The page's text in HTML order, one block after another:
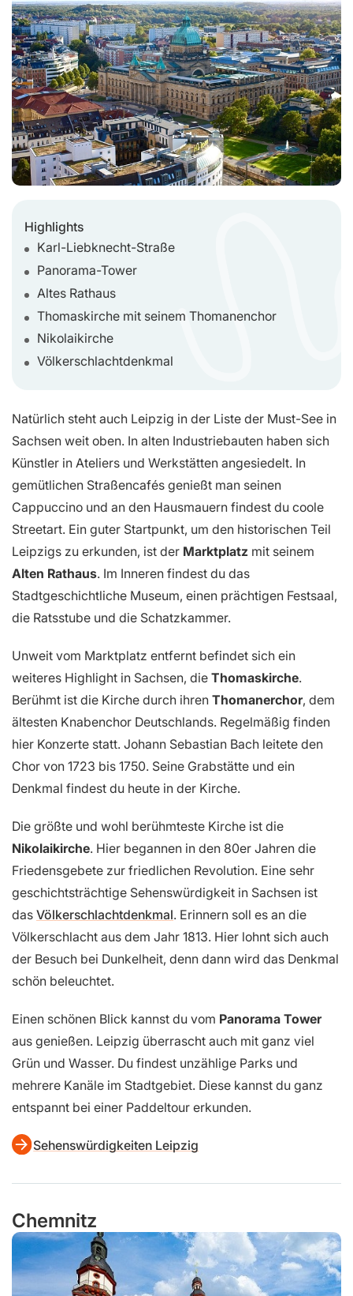
Highlights
Karl-Liebknecht-Straße
Panorama-Tower
Altes Rathaus
Thomaskirche mit seinem Thomanenchor
Nikolaikirche
Völkerschlachtdenkmal
Natürlich steht auch Leipzig in der Liste der Must-See in
Sachsen weit oben. In alten Industriebauten haben sich
Künstler in Ateliers und Werkstätten angesiedelt. In
gemütlichen Straßencafés genießt man seinen
Cappuccino und an den Hausmauern findest du coole
Streetart. Ein guter Startpunkt, um den historischen Teil
Leipzigs zu erkunden, ist der Marktplatz mit seinem
Alten Rathaus. Im Inneren findest du das
Stadtgeschichtliche Museum, einen prächtigen Festsaal,
die Ratsstube und die Schatzkammer.
Unweit vom Marktplatz entfernt befindet sich ein
weiteres Highlight in Sachsen, die Thomaskirche.
Berühmt ist die Kirche durch ihren Thomanerchor, dem
ältesten Knabenchor Deutschlands. Regelmäßig finden
hier Konzerte statt. Johann Sebastian Bach leitete den
Chor von 1723 bis 1750. Seine Grabstätte und ein
Denkmal findest du heute in der Kirche.
Die größte und wohl berühmteste Kirche ist die
Nikolaikirche. Hier begannen in den 80er Jahren die
Friedensgebete zur friedlichen Revolution. Eine sehr
geschichtsträchtige Sehenswürdigkeit in Sachsen ist
das Völkerschlachtdenkmal. Erinnern soll es an die
Völkerschlacht aus dem Jahr 1813. Hier lohnt sich auch
der Besuch bei Dunkelheit, denn dann wird das Denkmal
schön beleuchtet.
Einen schönen Blick kannst du vom Panorama Tower
aus genießen. Leipzig überrascht auch mit ganz viel
Grün und Wasser. Du findest unzählige Parks und
mehrere Kanäle im Stadtgebiet. Diese kannst du ganz
entspannt bei einer Paddeltour erkunden.
Sehenswürdigkeiten Leipzig
Chemnitz